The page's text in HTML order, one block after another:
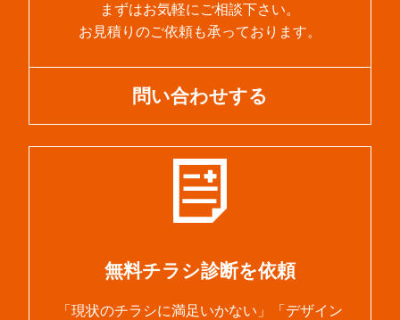
まずはお気軽にご相談下さい。
お見積りのご依頼も承っております。
問い合わせする
無料チラシ診断を依頼
「現状のチラシに満足いかない」「デザイン